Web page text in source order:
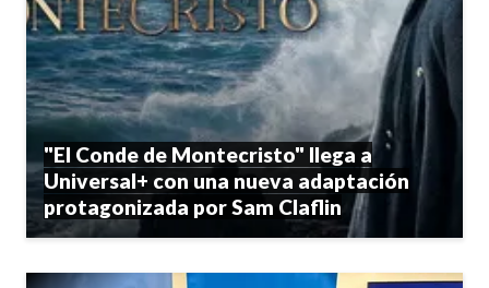
"El Conde de Montecristo" llega a
Universal+ con una nueva adaptación
protagonizada por Sam Claflin